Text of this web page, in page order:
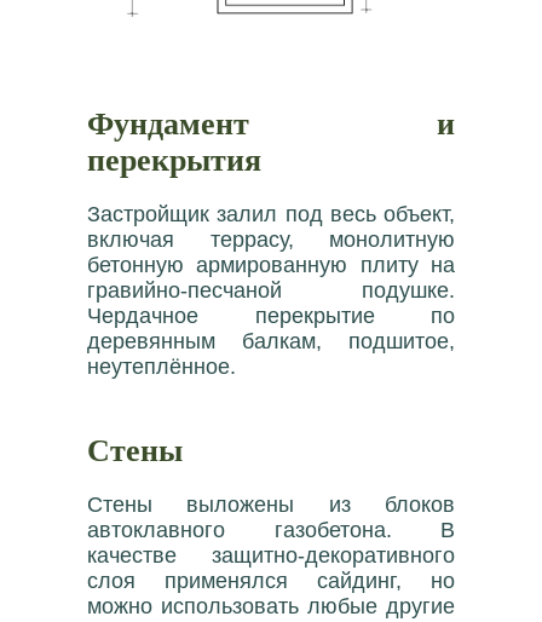
Фундамент и
перекрытия
Застройщик залил под весь объект,
включая террасу, монолитную
бетонную армированную плиту на
гравийно-песчаной подушке.
Чердачное перекрытие по
деревянным балкам, подшитое,
неутеплённое.
Стены
Стены выложены из блоков
автоклавного газобетона. В
качестве защитно-декоративного
слоя применялся сайдинг, но
можно использовать любые другие